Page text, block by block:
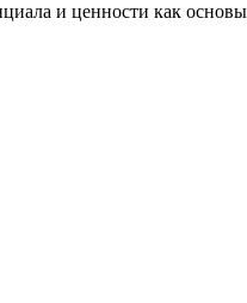
и ценности как